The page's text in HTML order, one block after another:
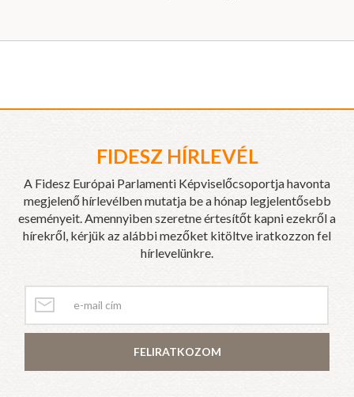
FIDESZ HÍRLEVÉL
A Fidesz Európai Parlamenti Képviselőcsoportja havonta
megjelenő hírlevélben mutatja be a hónap legjelentősebb
eseményeit. Amennyiben szeretne értesítőt kapni ezekről a
hírekről, kérjük az alábbi mezőket kitöltve iratkozzon fel
hírlevelünkre.
FELIRATKOZOM